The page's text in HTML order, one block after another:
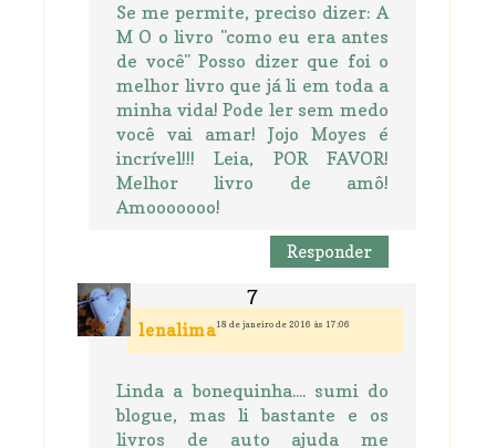
Se me permite, preciso dizer: A
M O o livro "como eu era antes
de você" Posso dizer que foi o
melhor livro que já li em toda a
minha vida! Pode ler sem medo
você vai amar! Jojo Moyes é
incrível!!! Leia, POR FAVOR!
Melhor livro de amô!
Amooooooo!
Responder
lenalima18 de janeiro de 2016 às 17:06
Linda a bonequinha.... sumi do
blogue, mas li bastante e os
livros de auto ajuda me